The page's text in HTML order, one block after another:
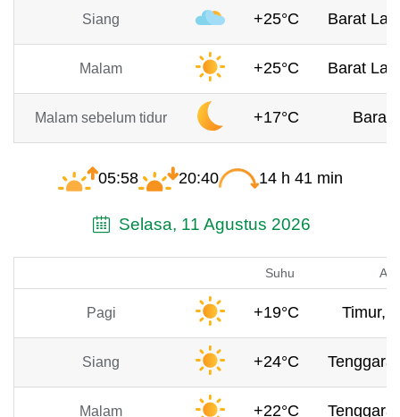
Siang +25°C Barat
Malam +25°C Barat
Malam sebelum tidur +17°C Barat,
05:58 20:40 14 h 41 min
Selasa, 11 Agustus 2026
Suhu
Pagi +19°C Timur,
Siang +24°C
Malam +22°C